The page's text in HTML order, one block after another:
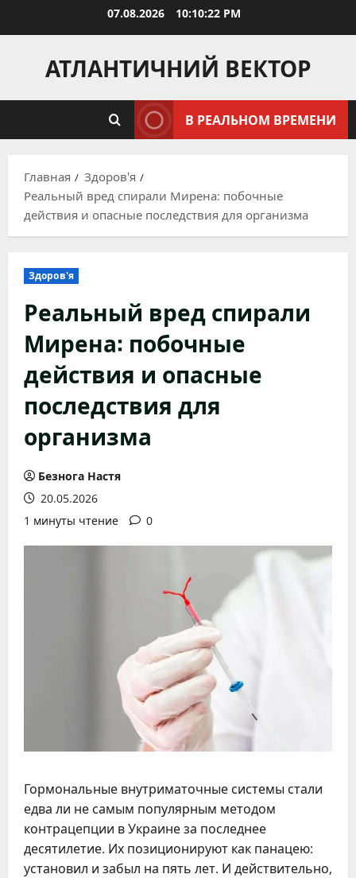
07.08.2026 10:10:23 PM
АТЛАНТИЧНИЙ ВЕКТОР
В РЕАЛЬНОМ ВРЕМЕНИ
Главная
Здоров'я
Реальный вред спирали Мирена: побочные
действия и опасные последствия для организма
Здоров'я
Реальный вред спирали
Мирена: побочные
действия и опасные
последствия для
организма
Безнога Настя
20.05.2026
1 минуты чтение
0
Гормональные внутриматочные системы стали
едва ли не самым популярным методом
контрацепции в Украине за последнее
десятилетие. Их позиционируют как панацею:
установил и забыл на пять лет. И действительно,